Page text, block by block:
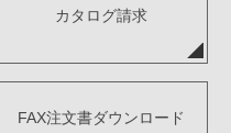
カタログ請求
FAX注文書ダウンロード